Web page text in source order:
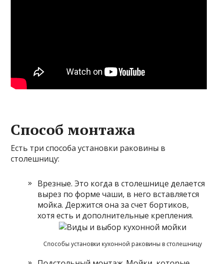
Способ монтажа
Есть три способа установки раковины в
столешницу:
Врезные. Это когда в столешнице делается
вырез по форме чаши, в него вставляется
мойка. Держится она за счет бортиков,
хотя есть и дополнительные крепления.
Способы установки кухонной раковины в столешницу